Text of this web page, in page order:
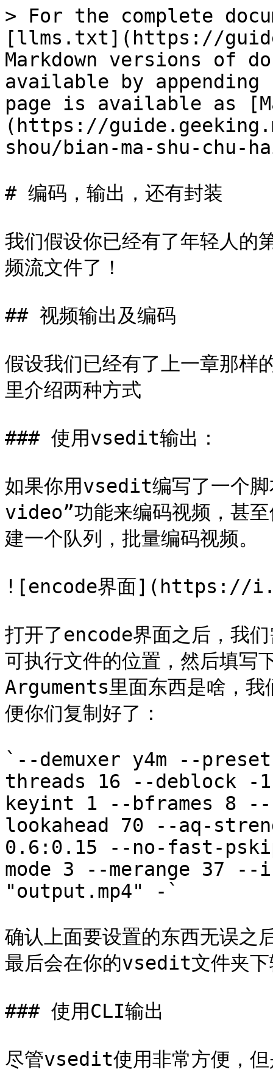
> For the complete
[llms.txt](https://
Markdown versions of
available by
page is available as
(https://
shou/bian-ma-shu-chu-
# 编码，输出，还有封装
我们假设你已经有了年轻人的
频流文件了！
## 视频输出及编码
假设我们已经有了上一章那样
里介绍两种方式
### 使用vsedit输出：
如果你用vsedit编写了一个脚
video”功能来编码视频，甚
建一个队列，批量编码视频。
![encode界面](https://
打开了encode界面之后，我
可执行文件的位置，然后填
Arguments里面东西是啥，我
便你们复制好了：
`--demuxer y4m --
threads 16 --deblock
keyint 1 --bframes 8
lookahead 70 --aq-
0.6:0.15 --no-fast-
mode 3 --merange 37
"output.mp4" -`
确认上面要设置的东西无误
最后会在你的vsedit文件夹
### 使用CLI输出
尽管vsedit使用非常方便，但